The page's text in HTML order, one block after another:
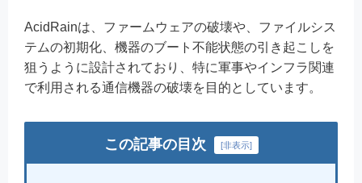
AcidRainは、ファームウェアの破壊や、ファイルシス
テムの初期化、機器のブート不能状態の引き起こしを
狙うように設計されており、特に軍事やインフラ関連
で利用される通信機器の破壊を目的としています。
この記事の目次 [非表示]